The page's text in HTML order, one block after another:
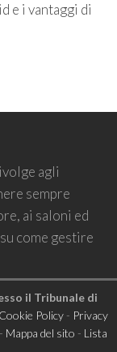
e i vantaggi di
agli
sempre
ai saloni ed
come gestire
il Tribunale di
Cookie Policy- Privacy
Mappa del sito - Lista